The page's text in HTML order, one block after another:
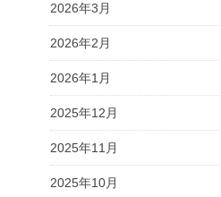
2026年3月
2026年2月
2026年1月
2025年12月
2025年11月
2025年10月